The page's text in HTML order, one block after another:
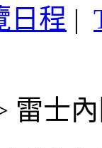
日程 |
雷士